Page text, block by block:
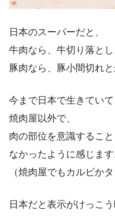
日本のスーパーだと、
牛肉なら、牛切り落とし
豚肉なら、豚小間切れ
今まで日本で生きていて
焼肉屋以外で、
肉の部位を意識すること
なかったように感じます
（焼肉屋でもカルビか
日本だと表示がけっこう